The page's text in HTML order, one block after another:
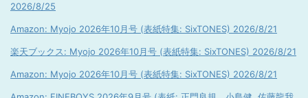
2026/8/25
Amazon: Myojo 2026年10月号 (表紙特集: SixTONES) 2026/8/21
楽天ブックス: Myojo 2026年10月号 (表紙特集: SixTONES) 2026/8/21
Amazon: Myojo 2026年10月号 (表紙特集: SixTONES) 2026/8/21